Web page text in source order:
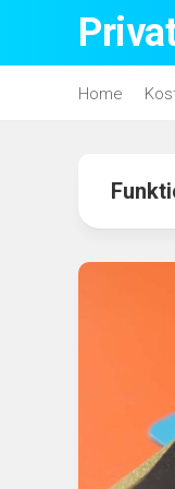
Home